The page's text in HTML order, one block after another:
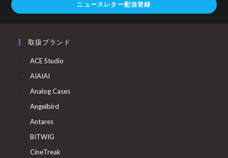
ニュースレター配信登録
取扱ブランド
ACE Studio
AIAIAI
Analog Cases
Angelbird
Antares
BITWIG
CineTreak